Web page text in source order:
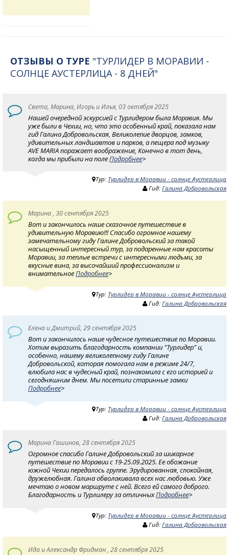
ОТЗЫВЫ О ТУРЕ "ТУРЛИДЕР В МОРАВИИ -
СОЛНЦЕ АУСТЕРЛИЦА - 8 ДНЕЙ"
Света, Марина, Игорь и Илья, 03 октября 2025
Нашей очередной эскурсией с Турлидером была Моравия. Мы
уже были в Чехии, но, что это особенный край, показала нам
гид Галина Добровольская, Великолепие дворцов, замков,
удивительных ландшавтов и парков, а пещера под музыку
AVE MARIA поражает воображение, Конечно в тот день,
когда мы прибыли на полеПодробнее>
Тур: Турлидер в Моравии - солнце Аустерлица
Гид: Галина Добровольская
Марина , 30 сентября 2025
Вот и закончилось наше сказочное путешествие в
удивительную Моравию!!! Спасибо огромное нашему
замечательному гиду Галине Добровольский за такой
насыщенный интересный тур, за подаренные нам красоты
Моравии, за теплые встречи с интересными людьми, за
вкусные вина, за высочайший профессионализм и
внимательноеПодробнее>
Тур: Турлидер в Моравии - солнце Аустерлица
Гид: Галина Добровольская
Елена и Дмитрий, 29 сентября 2025
Вот и закончилось наше чудесное путешествие по Моравии.
Хотим выразить благодарность компании "Турлидер" и,
особенно, нашему великолепному гиду Галине
Добровольской, которая помогала нам в режиме 24/7,
влюбила нас в чудесный край, познакомила с его историей и
сегодняшним днем. Мы посетили старинные замки
Подробнее>
Тур: Турлидер в Моравии - солнце Аустерлица
Гид: Галина Добровольская
Марина Гашинов, 28 сентября 2025
Огромное спасибо Галине Добровольский за шикарное
путешествие по Моравии с 19-25.09.2025. Ее обожание
южной Чехии передалось группе. Эрудированная, спокойная,
дружелюбная. Галина обволакивала всех нас любовью. Уже
мечтаю о новом маршруте с ней. Всего ей самого доброго.
Благодарность и Турлилеру за отличныхПодробнее>
Тур: Турлидер в Моравии - солнце Аустерлица
Гид: Галина Добровольская
Ида и Александр Фридман , 28 сентября 2025